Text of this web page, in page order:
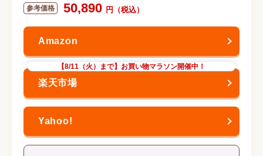
50,890
【8/11（火）まで】お買い物マラソン開催中！